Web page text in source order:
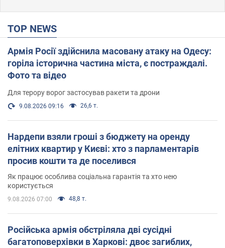
TOP NEWS
Армія Росії здійснила масовану атаку на Одесу:
горіла історична частина міста, є постраждалі.
Фото та відео
Для терору ворог застосував ракети та дрони
9.08.2026 09:16 26,6 т.
Нардепи взяли гроші з бюджету на оренду
елітних квартир у Києві: хто з парламентарів
просив кошти та де поселився
Як працює особлива соціальна гарантія та хто нею
користується
9.08.2026 07:00 48,8 т.
Російська армія обстріляла дві сусідні
багатоповерхівки в Харкові: двоє загиблих,